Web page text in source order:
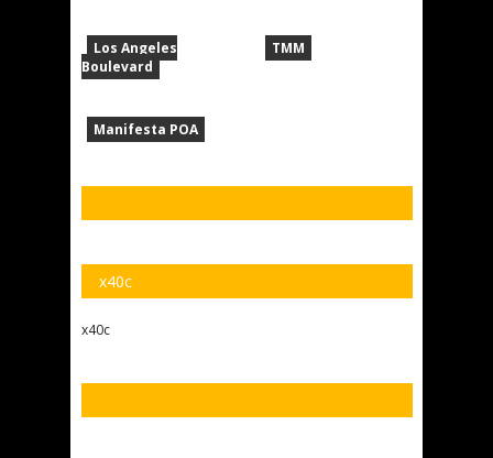
Los Angeles
Boulevard
Manifesta POA
TMM
x40c
x40c